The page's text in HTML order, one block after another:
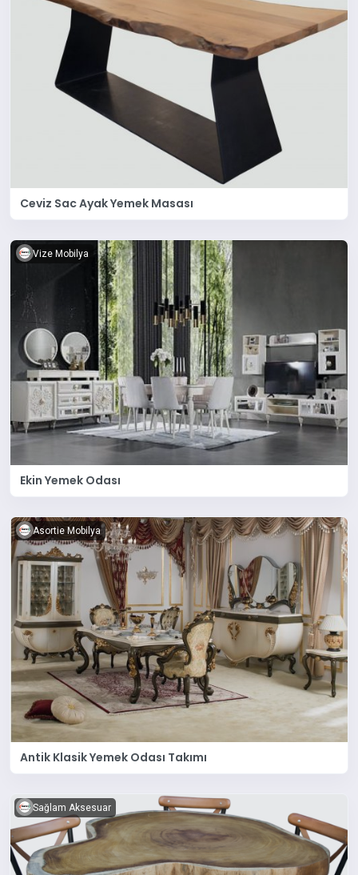
Ceviz Sac Ayak Yemek Masası
Vize Mobilya
Ekin Yemek Odası
Asortie Mobilya
Antik Klasik Yemek Odası Takımı
Sağlam Aksesuar